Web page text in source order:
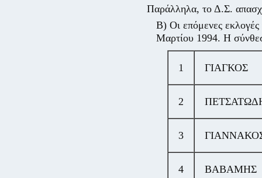
Παράλληλα, το Δ.Σ.
Β) Οι επόμενες εκλογές
Μαρτίου 1994. Η
1 ΓΙΑΓΚΟΣ
2
3
4 ΒΑΒΑΜΗΣ